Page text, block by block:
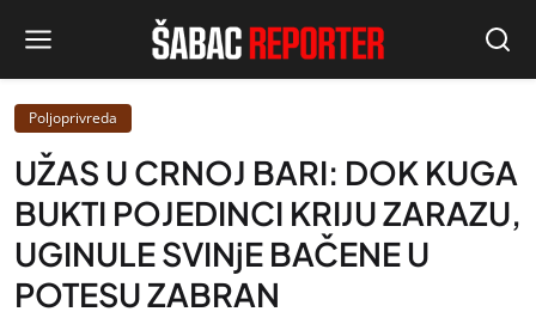
Poljoprivreda
UŽAS U CRNOJ BARI: DOK KUGA
BUKTI POJEDINCI KRIJU ZARAZU,
UGINULE SVINjE BAČENE U
POTESU ZABRAN